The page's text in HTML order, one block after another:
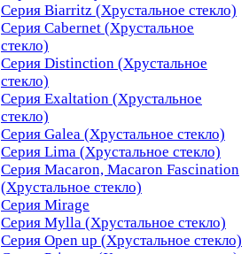
Серия Biarritz (Хрустальное стекло)
Серия Cabernet (Хрустальное
стекло)
Серия Distinction (Хрустальное
стекло)
Серия Exaltation (Хрустальное
стекло)
Серия Galea (Хрустальное стекло)
Серия Lima (Хрустальное стекло)
Серия Macaron, Macaron Fascination
(Хрустальное стекло)
Серия Mirage
Серия Mylla (Хрустальное стекло)
Серия Open up (Хрустальное стекло)